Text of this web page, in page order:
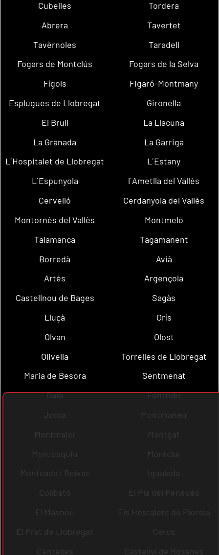
Cubelles
Tordera
Abrera
Tavertet
Tavèrnoles
Taradell
Fogars de Montclús
Fogars de la Selva
Fígols
Figaró-Montmany
Esplugues de Llobregat
Gironella
El Brull
La Llacuna
La Granada
La Garriga
L´Hospitalet de Llobregat
L´Estany
L´Espunyola
l´Ametlla del Vallès
Cervelló
Cerdanyola del Vallès
Montornès del Vallès
Montmeló
Talamanca
Tagamanent
Borredà
Avià
Artés
Argençola
Castellnou de Bages
Sagàs
Lluçà
Orís
Olvan
Olost
Olivella
Torrelles de Llobregat
Maria de Besora
Sentmenat
Gaià
Fontrubí
Jorba
Montmaneu
Montmajor
Montgat
Montesquiu
Montclar
Montcada i Reixac
Igualada
Collbató
El Pla del Penedès
El Masnou
Els Hostalets de Pierola
El Prat de Llobregat
Cercs
Centelles
Castellví de Rosanes